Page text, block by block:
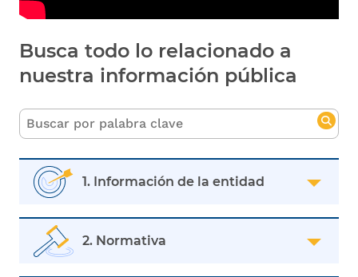
Busca todo lo relacionado a
nuestra información pública
1. Información de la entidad
2. Normativa